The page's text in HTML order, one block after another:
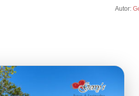
Autor: